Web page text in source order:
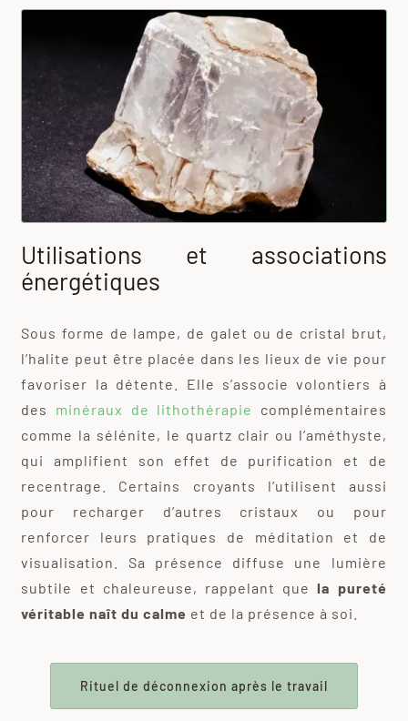
Utilisations et associations
énergétiques
Sous forme de lampe, de galet ou de cristal brut,
l’halite peut être placée dans les lieux de vie pour
favoriser la détente. Elle s’associe volontiers à
des minéraux de lithothérapie
complémentaires
comme la sélénite, le quartz clair ou l’améthyste,
qui amplifient son effet de purification et de
recentrage. Certains croyants l’utilisent aussi
pour recharger d’autres cristaux ou pour
renforcer leurs pratiques de méditation et de
visualisation. Sa présence diffuse une lumière
subtile et chaleureuse, rappelant quela pureté
véritable naît du calme et de la présence à soi.
Rituel de déconnexion après le travail